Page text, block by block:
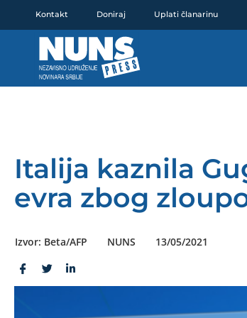
Kontakt Doniraj Uplati članarinu
Italija kaznila
evra zbog
Izvor: Beta/AFP NUNS 13/05/2021